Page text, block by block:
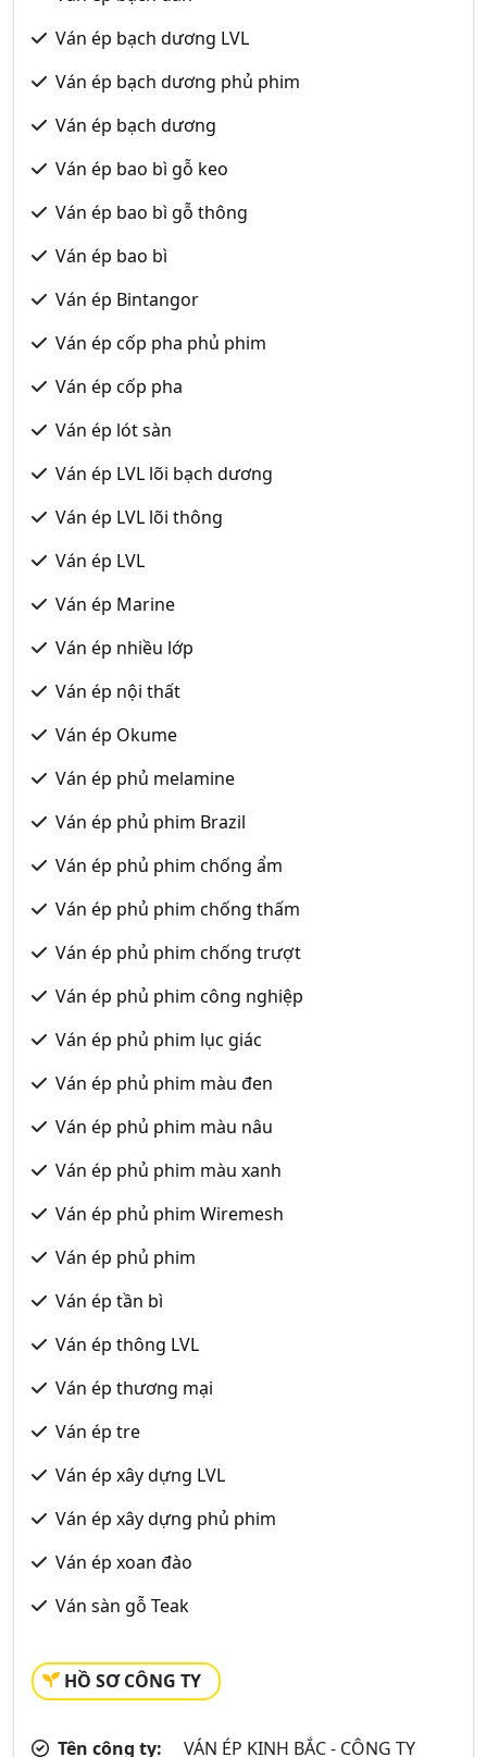
Ván ép bạch dương LVL
Ván ép bạch dương phủ phim
Ván ép bạch dương
Ván ép bao bì gỗ keo
Ván ép bao bì gỗ thông
Ván ép bao bì
Ván ép Bintangor
Ván ép cốp pha phủ phim
Ván ép cốp pha
Ván ép lót sàn
Ván ép LVL lõi bạch dương
Ván ép LVL lõi thông
Ván ép LVL
Ván ép Marine
Ván ép nhiều lớp
Ván ép nội thất
Ván ép Okume
Ván ép phủ melamine
Ván ép phủ phim Brazil
Ván ép phủ phim chống ẩm
Ván ép phủ phim chống thấm
Ván ép phủ phim chống trượt
Ván ép phủ phim công nghiệp
Ván ép phủ phim lục giác
Ván ép phủ phim màu đen
Ván ép phủ phim màu nâu
Ván ép phủ phim màu xanh
Ván ép phủ phim Wiremesh
Ván ép phủ phim
Ván ép tần bì
Ván ép thông LVL
Ván ép thương mại
Ván ép tre
Ván ép xây dựng LVL
Ván ép xây dựng phủ phim
Ván ép xoan đào
Ván sàn gỗ Teak
HỒ SƠ CÔNG TY
Tên công ty:
VÁN ÉP KINH BẮC - CÔNG TY